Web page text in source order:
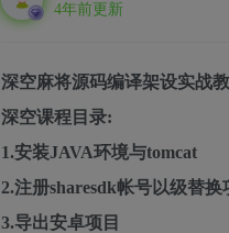
4年前更新
深空麻将源码编译架设实战
深空课程目录:
1.安装JAVA环境与tomcat
2.注册sharesdk帐号以级替换
3.导出安卓项目